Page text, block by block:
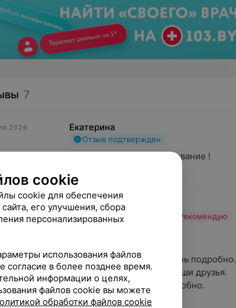
7
2026 Екатерина
Отзыв подтвержден
Отвратительное обслуживание !
2026 Дмитрий
Отзыв подтвержден Рекомендую
Можно рассказывать очень подробно.
Об этом расскажут все ваши друзья.
Wildberries - это очень удобно.
Wi...
cookie
cookie для обеспечения
его улучшения, сбора
персонализированных
использования файлов
согласие в более позднее время.
информации о целях,
файлов cookie вы можете
обработки файлов cookie